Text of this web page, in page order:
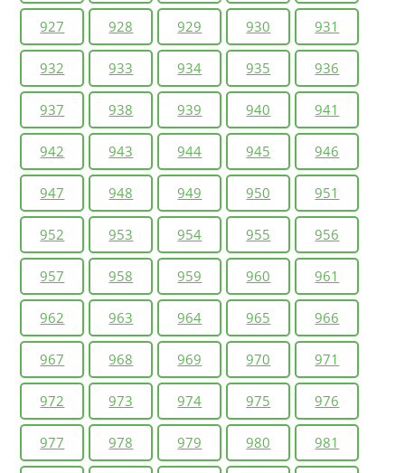
927 928 929 930 931
932 933 934 935 936
937 938 939 940 941
942 943 944 945 946
947 948 949 950 951
952 953 954 955 956
957 958 959 960 961
962 963 964 965 966
967 968 969 970 971
972 973 974 975 976
977 978 979 980 981